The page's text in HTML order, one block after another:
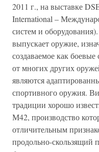
2011 г., на выставке
International –
систем и
выпускает оружие,
создаваемое как
от многих других
являются
спортивного оружия.
традиции хорошо
М42, производство
отличительным
продольно-скользящий